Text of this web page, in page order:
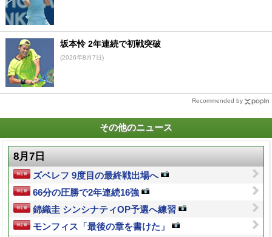
坂本怜 2年連続で初戦突破
(2026年8月7日)
Recommended by
その他のニュース
8月7日
ズベレフ 9度目の最終戦出場へ
66分の圧勝で2年連続16強
錦織圭 シンシナティOP予選へ練習
モンフィス「最後の章を書けた」